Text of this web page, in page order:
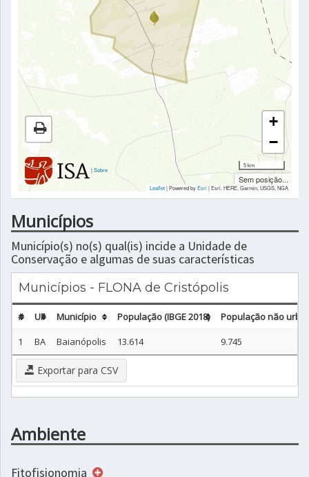
|Sobre
+
−
5 km
Sem posição...
Leaflet| Powered byEsri|Esri, HERE, Garmin, USGS, NGA
Municípios
Município(s) no(s) qual(is) incide a Unidade de
Conservação e algumas de suas características
Municípios - FLONA de Cristópolis
# UF Município População (IBGE 2018)
População não
1
BA Baianópolis 13.614 9.745
Exportar para CSV
Ambiente
Fitofisionomia